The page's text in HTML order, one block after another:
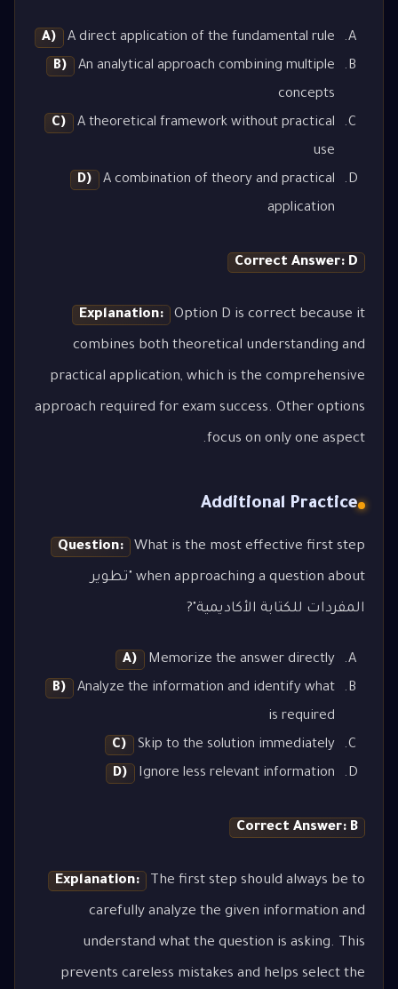
A)
A direct application of the fundamental rule
B)
An analytical approach combining multiple
concepts
C)
A theoretical framework without practical
use
D)
A combination of theory and practical
application
Correct Answer: D
Explanation: Option D is correct because it
combines both theoretical understanding and
practical application, which is the comprehensive
approach required for exam success. Other options
focus on only one aspect.
Additional Practice
Question: What is the most effective first step
when approaching a question about "تطوير
المفردات للكتابة الأكاديمية"?
A)
Memorize the answer directly
B)
Analyze the information and identify what
is required
C)
Skip to the solution immediately
D)
Ignore less relevant information
Correct Answer: B
Explanation: The first step should always be to
carefully analyze the given information and
understand what the question is asking. This
prevents careless mistakes and helps select the